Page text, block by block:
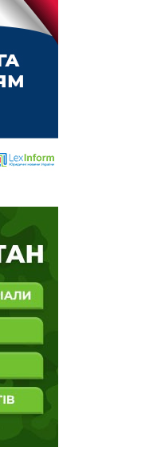
у Дії
можна
МАРКА
конфлікту на сході
проти «Газпрому»